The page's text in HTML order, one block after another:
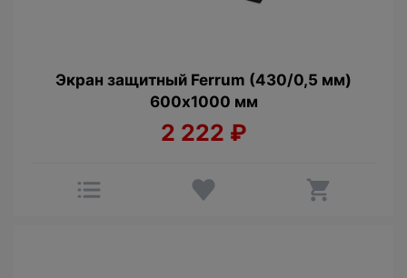
Экран защитный Ferrum (430/0,5 мм)
600х1000 мм
2 222 ₽